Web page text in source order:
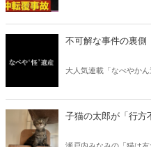
不可解な事件の裏側
大人気連載「なべやか
信じるか信じないかは
子猫の太郎が「行方